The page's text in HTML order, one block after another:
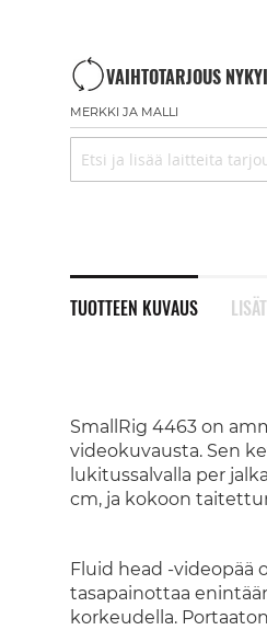
VAIHTOTARJOUS
MERKKI JA MALLI
TUOTTEEN KUVAUS
SmallRig 4463 on
videokuvausta. Sen
lukitussalvalla per
cm, ja kokoon
Fluid head -videopää
tasapainottaa
korkeudella.